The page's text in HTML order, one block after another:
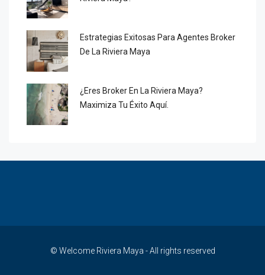
Estrategias Exitosas Para Agentes Broker
De La Riviera Maya
¿Eres Broker En La Riviera Maya?
Maximiza Tu Éxito Aquí.
© Welcome Riviera Maya - All rights reserved